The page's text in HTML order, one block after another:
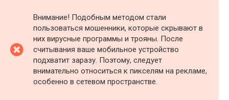
Внимание! Подобным методом стали
пользоваться мошенники, которые скрывают в
них вирусные программы и трояны. После
считывания ваше мобильное устройство
подхватит заразу. Поэтому, следует
внимательно относиться к пикселям на рекламе,
особенно в сетевом пространстве.